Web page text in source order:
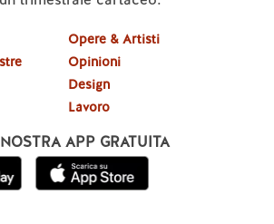
Opere & Artisti
Opinioni
Design
Lavoro
APP GRATUITA